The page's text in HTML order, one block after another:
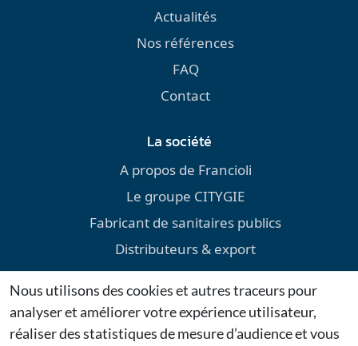
Actualités
Nos références
FAQ
Contact
La société
A propos de Francioli
Le groupe CITYGIE
Fabricant de sanitaires publics
Distributeurs & export
Environnement
Téléchargements
Mentions légales
Nous utilisons des cookies et autres traceurs pour
analyser et améliorer votre expérience utilisateur,
réaliser des statistiques de mesure d’audience et vous